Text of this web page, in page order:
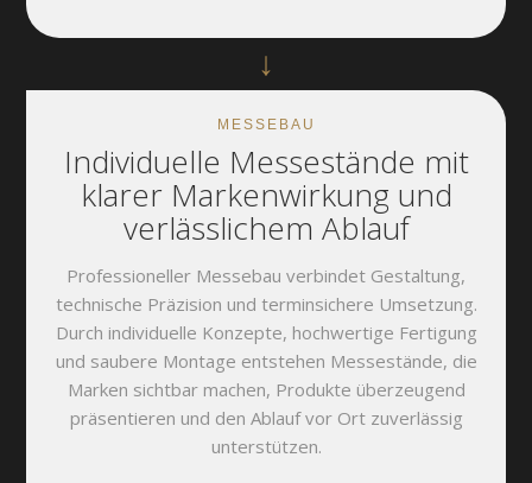
↓
MESSEBAU
Individuelle Messestände mit
klarer Markenwirkung und
verlässlichem Ablauf
Professioneller Messebau verbindet Gestaltung,
technische Präzision und terminsichere Umsetzung.
Durch individuelle Konzepte, hochwertige Fertigung
und saubere Montage entstehen Messestände, die
Marken sichtbar machen, Produkte überzeugend
präsentieren und den Ablauf vor Ort zuverlässig
unterstützen.